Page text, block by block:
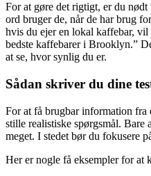
For at gøre det rigtigt, er du
ord bruger de, når de har brug
hvis du ejer en lokal kaffebar,
bedste kaffebarer i Brooklyn.”
at se, hvor synlig du er.
Sådan skriver du dine
For at få brugbar information fra
stille realistiske spørgsmål.
meget. I stedet bør du fokusere
Her er nogle få eksempler for at